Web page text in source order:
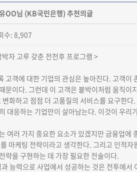
OO님 (KB국민은행) 추천의글
수: 8,907
자 고루 갖춘 전천후 프로그램 >
고객에 대한 기업의 관심은 높아진다. 고객이
문이다. 그런데 이 고객은 붙박이처럼 움직이
화하고 점점 더 고품질의 서비스를 요구한다.
대응하는 기업만이 살아남는다. 이것이 우리
여러 가지 중요한 요소가 있겠지만 금융업에
마케팅 전략이라고 생각한다. 그리고 인적자
략을 구현하는 데 가장 필요한 전술이다.
능력으로 사업에서 성공하는 것은 전투에서